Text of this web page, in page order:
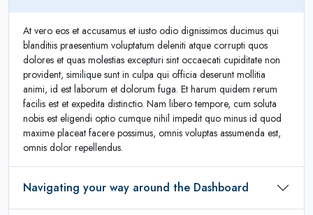
At vero eos et accusamus et iusto odio dignissimos ducimus qui
blanditiis praesentium voluptatum deleniti atque corrupti quos
dolores et quas molestias excepturi sint occaecati cupiditate non
provident, similique sunt in culpa qui officia deserunt mollitia
animi, id est laborum et dolorum fuga. Et harum quidem rerum
facilis est et expedita distinctio. Nam libero tempore, cum soluta
nobis est eligendi optio cumque nihil impedit quo minus id quod
maxime placeat facere possimus, omnis voluptas assumenda est,
omnis dolor repellendus.
Navigating your way around the Dashboard